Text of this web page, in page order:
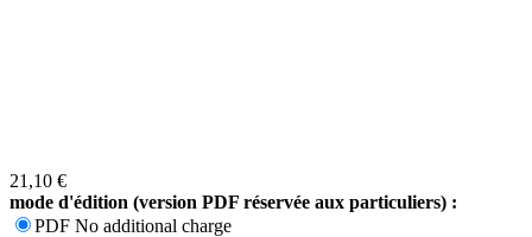
21,10 €
mode d'édition (version PDF réservée aux particuliers) :
PDF No additional charge